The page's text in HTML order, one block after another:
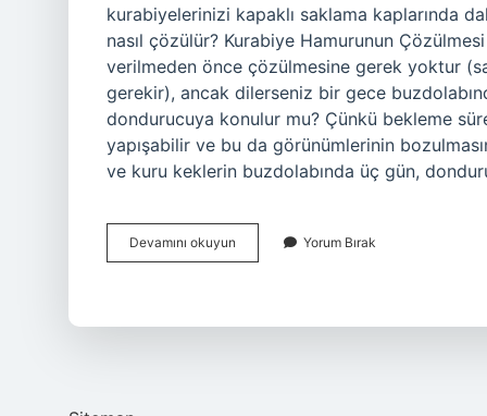
kurabiyelerinizi kapaklı saklama kaplarında
nasıl çözülür? Kurabiye Hamurunun
verilmeden önce çözülmesine gerek yoktur
gerekir), ancak dilerseniz bir gece
dondurucuya konulur mu? Çünkü bekleme
yapışabilir ve bu da görünümlerinin
ve kuru keklerin buzdolabında üç gün,
Devamını okuyun
Kurabiye
Yorum Bırak